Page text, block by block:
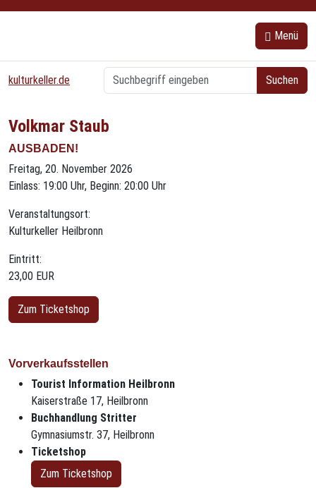
Menü
kulturkeller.de
Volkmar Staub
AUSBADEN!
Freitag, 20. November 2026
Einlass: 19:00 Uhr, Beginn: 20:00 Uhr
Veranstaltungsort:
Kulturkeller Heilbronn
Eintritt:
23,00 EUR
Zum Ticketshop
Vorverkaufsstellen
Tourist Information Heilbronn
Kaiserstraße 17, Heilbronn
Buchhandlung Stritter
Gymnasiumstr. 37, Heilbronn
Ticketshop
Zum Ticketshop